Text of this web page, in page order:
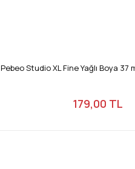
Pebeo Studio XL Fine Yağlı Boya 37
179,00 TL